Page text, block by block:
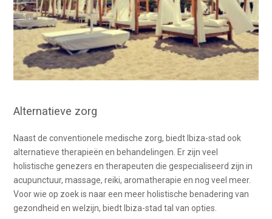
Alternatieve zorg
Naast de conventionele medische zorg, biedt Ibiza-stad ook
alternatieve therapieën en behandelingen. Er zijn veel
holistische genezers en therapeuten die gespecialiseerd zijn in
acupunctuur, massage, reiki, aromatherapie en nog veel meer.
Voor wie op zoek is naar een meer holistische benadering van
gezondheid en welzijn, biedt Ibiza-stad tal van opties.